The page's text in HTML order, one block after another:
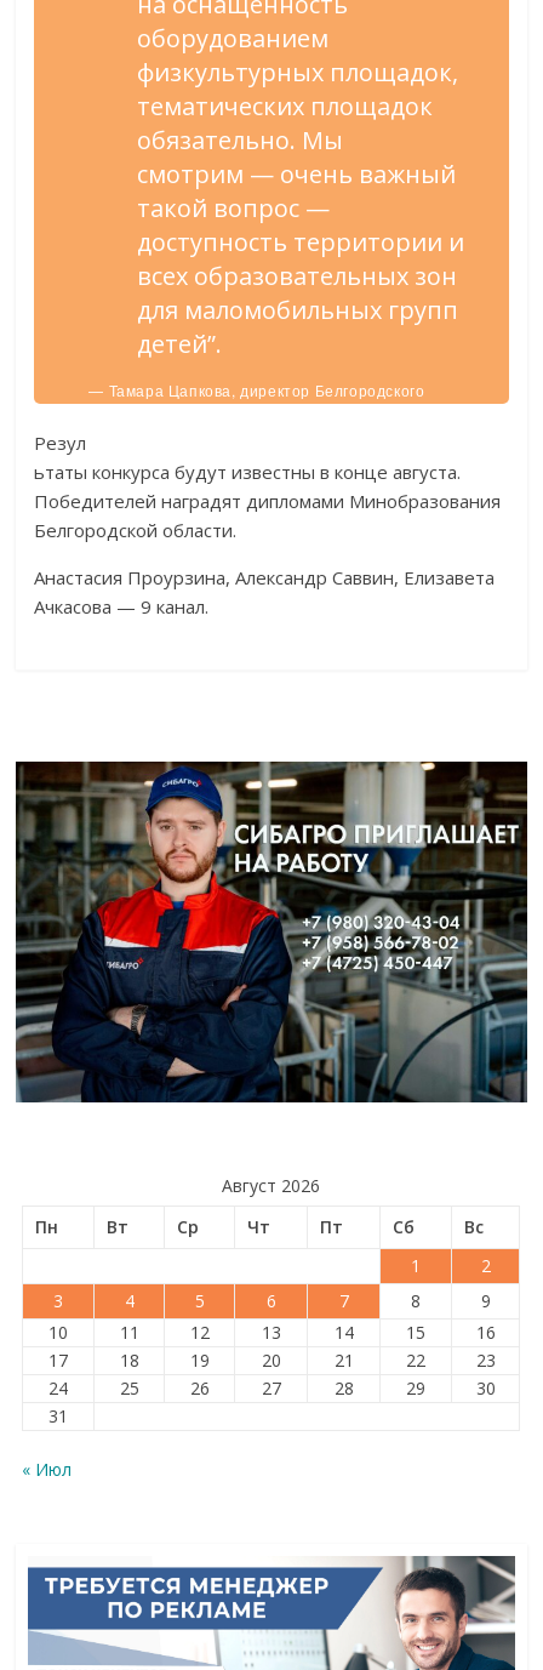
оборудованием
физкультурных площадок,
тематических площадок
обязательно. Мы
смотрим — очень важный
такой вопрос —
доступность территории и
всех образовательных зон
для маломобильных групп
детей”.
— Тамара Цапкова, директор Белгородского
областного детского биолого-экологического
Резул
ьтаты конкурса будут известны в конце августа.
Победителей наградят дипломами Минобразования
Белгородской области.
Анастасия Проурзина, Александр Саввин, Елизавета
Ачкасова — 9 канал.
Август 2026
Пн
Вт Ср Чт Пт Сб
Вс
1
2
3
4 5 6 7 8
9
10
11 12 13 14 15
16
17
18 19 20 21 22
23
24
25 26 27 28 29
30
31
« Июл